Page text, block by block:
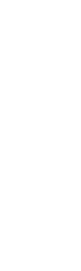
URL para este